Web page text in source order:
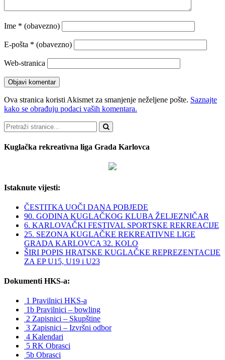
Ime * (obavezno)
E-pošta * (obavezno)
Web-stranica
Ova stranica koristi Akismet za smanjenje neželjene pošte. Saznajte
kako se obrađuju podaci vaših komentara.
Pretraži
Kuglačka rekreativna liga Grada Karlovca
Istaknute vijesti:
ČESTITKA UOČI DANA POBJEDE
90. GODINA KUGLAČKOG KLUBA ŽELJEZNIČAR
6. KARLOVAČKI FESTIVAL SPORTSKE REKREACIJE
25. SEZONA KUGLAČKE REKREATIVNE LIGE
GRADA KARLOVCA 32. KOLO
ŠIRI POPIS HRATSKE KUGLAČKE REPREZENTACIJE
ZA EP U15, U19 i U23
Dokumenti HKS-a:
1 Pravilnici HKS-a
1b Pravilnici – bowling
2 Zapisnici – Skupštine
3 Zapisnici – Izvršni odbor
4 Kalendari
5 RK Obrasci
5b Obrasci